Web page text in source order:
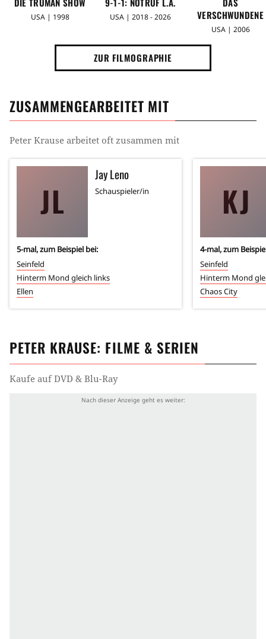
USA | 1998 USA | 2018 - 2026
VERSCHWUNDENE
ZIMMER
USA | 2006
ZUR FILMOGRAPHIE
ZUSAMMENGEARBEITET MIT
Peter Krause arbeitet oft zusammen mit
JL
Jay Leno
Schauspieler/in
5-mal, zum Beispiel bei:
Seinfeld
Hinterm Mond gleich links
Ellen
KJ
4-mal, zum
Seinfeld
Hinterm Mond
Chaos City
PETER KRAUSE: FILME & SERIEN
Kaufe auf DVD & Blu-Ray